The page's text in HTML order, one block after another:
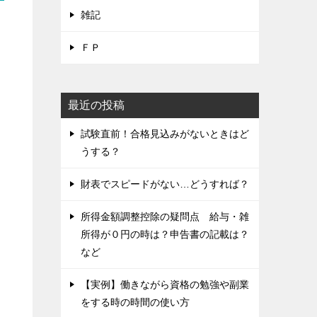
雑記
ＦＰ
最近の投稿
試験直前！合格見込みがないときはど
うする？
財表でスピードがない…どうすれば？
所得金額調整控除の疑問点 給与・雑
所得が０円の時は？申告書の記載は？
など
【実例】働きながら資格の勉強や副業
をする時の時間の使い方